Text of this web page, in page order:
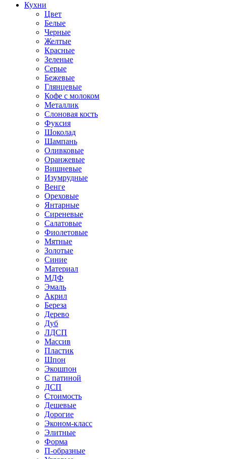
Кухни
Цвет
Белые
Черные
Желтые
Красные
Зеленые
Серые
Бежевые
Глянцевые
Кофе с молоком
Металлик
Слоновая кость
Фуксия
Шоколад
Шампань
Оливковые
Оранжевые
Вишневые
Изумрудные
Венге
Ореховые
Янтарные
Сиреневые
Салатовые
Фиолетовые
Мятные
Золотые
Синие
Материал
МДФ
Эмаль
Акрил
Береза
Дерево
Дуб
ЛДСП
Массив
Пластик
Шпон
Экошпон
С патиной
ДСП
Стоимость
Дешевые
Дорогие
Эконом-класс
Элитные
Форма
П-образные